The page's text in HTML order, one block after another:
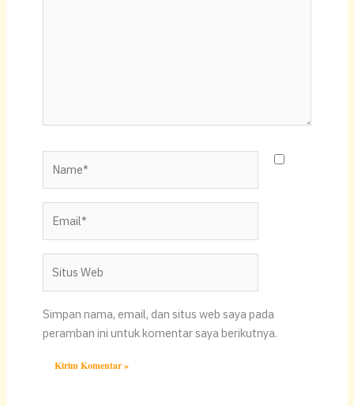
Web
Simpan nama, email, dan situs web saya pada
peramban ini untuk komentar saya berikutnya.